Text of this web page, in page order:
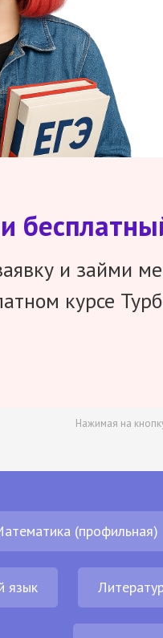
и займи
курсе
Нажимая на
(профильная)
язык